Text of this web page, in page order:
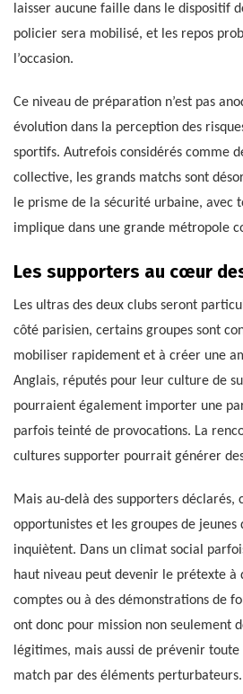
laisser aucune faille dans le dispositif
policier sera mobilisé, et les repos
l’occasion.
Ce niveau de préparation n’est pas
évolution dans la perception des
sportifs. Autrefois considérés comme
collective, les grands matchs sont
le prisme de la sécurité urbaine, avec
implique dans une grande métropole
Les supporters au cœur
Les ultras des deux clubs seront
côté parisien, certains groupes sont
mobiliser rapidement et à créer une
Anglais, réputés pour leur culture de
pourraient également importer une
parfois teinté de provocations. La
cultures supporter pourrait générer
Mais au-delà des supporters déclarés,
opportunistes et les groupes de jeunes
inquiètent. Dans un climat social
haut niveau peut devenir le prétexte à
comptes ou à des démonstrations de
ont donc pour mission non seulement
légitimes, mais aussi de prévenir
match par des éléments perturbateurs.